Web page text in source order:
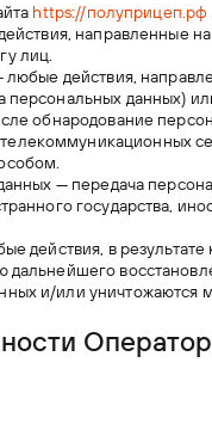
https://полуприцеп.рф .
направленные
лиц.
действия,
данных)
обнародование
— передача
государства,
действия, в
дальнейшего
и/или уничтожаются